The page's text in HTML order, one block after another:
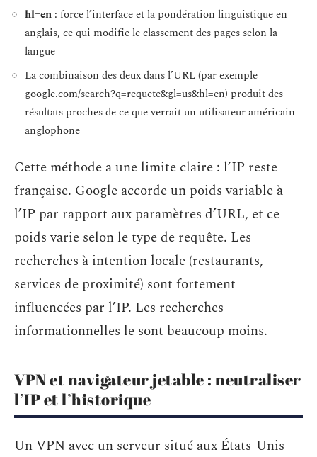
hl=en : force l’interface et la pondération linguistique en
anglais, ce qui modifie le classement des pages selon la
langue
La combinaison des deux dans l’URL (par exemple
google.com/search?q=requete&gl=us&hl=en) produit des
résultats proches de ce que verrait un utilisateur américain
anglophone
Cette méthode a une limite claire : l’IP reste
française. Google accorde un poids variable à
l’IP par rapport aux paramètres d’URL, et ce
poids varie selon le type de requête. Les
recherches à intention locale (restaurants,
services de proximité) sont fortement
influencées par l’IP. Les recherches
informationnelles le sont beaucoup moins.
VPN et navigateur jetable : neutraliser
l’IP et l’historique
Un VPN avec un serveur situé aux États-Unis